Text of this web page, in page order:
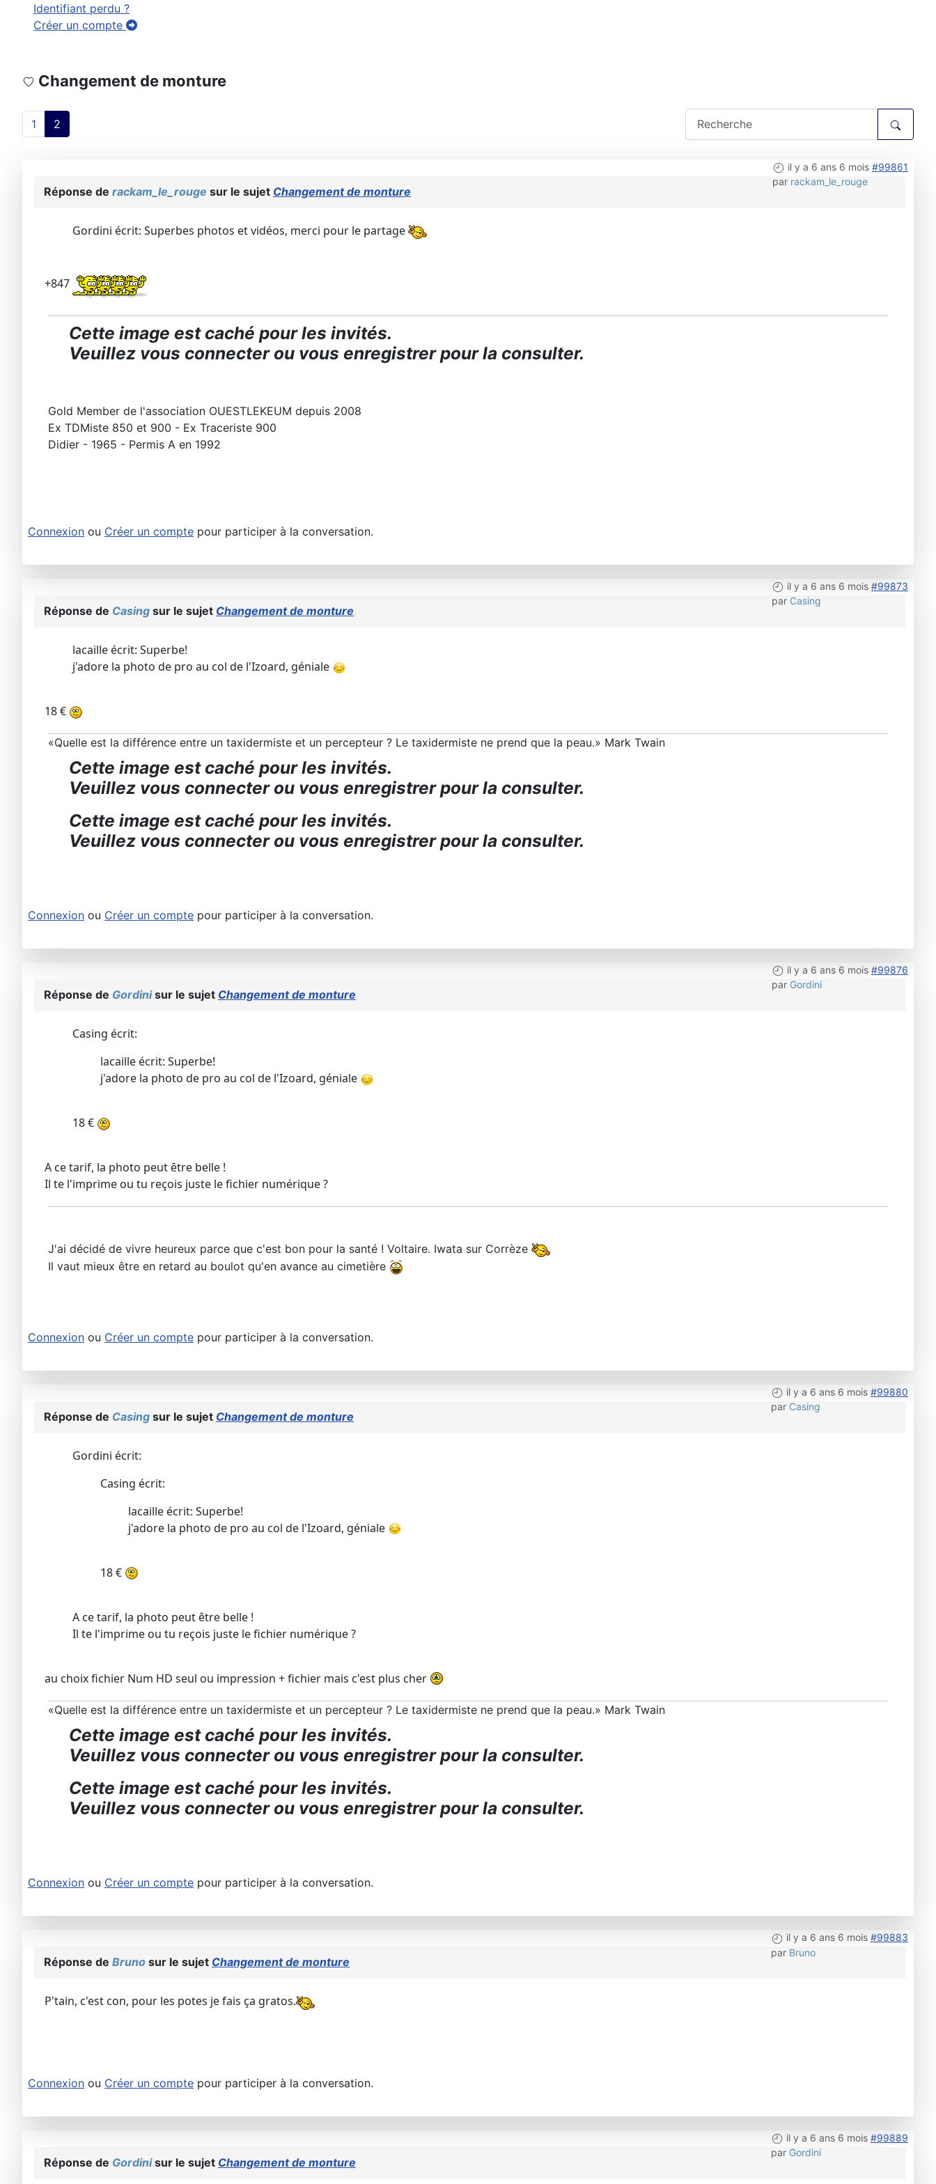
Identifiant perdu ?
Créer un compte
Changement de monture
1 2
il y a 6 ans 6 mois #99861
par rackam_le_rouge
Réponse de rackam_le_rouge sur le sujet Changement de monture
Gordini écrit: Superbes photos et vidéos, merci pour le partage
+847
Cette image est caché pour les invités.
Veuillez vous connecter ou vous enregistrer pour la consulter.
Gold Member de l'association OUESTLEKEUM depuis 2008
Ex TDMiste 850 et 900 - Ex Traceriste 900
Didier - 1965 - Permis A en 1992
Connexion ou Créer un compte pour participer à la conversation.
il y a 6 ans 6 mois #99873
par Casing
Réponse de Casing sur le sujet Changement de monture
lacaille écrit: Superbe!
j'adore la photo de pro au col de l'Izoard, géniale
18 €
«Quelle est la différence entre un taxidermiste et un percepteur ? Le taxidermiste ne prend que la peau.» Mark Twain
Cette image est caché pour les invités.
Veuillez vous connecter ou vous enregistrer pour la consulter.
Cette image est caché pour les invités.
Veuillez vous connecter ou vous enregistrer pour la consulter.
Connexion ou Créer un compte pour participer à la conversation.
il y a 6 ans 6 mois #99876
par Gordini
Réponse de Gordinisur le sujet Changement de monture
Casing écrit:
lacaille écrit: Superbe!
j'adore la photo de pro au col de l'Izoard, géniale
18 €
A ce tarif, la photo peut être belle !
Il te l'imprime ou tu reçois juste le fichier numérique ?
J'ai décidé de vivre heureux parce que c'est bon pour la santé ! Voltaire. Iwata sur Corrèze
Il vaut mieux être en retard au boulot qu'en avance au cimetière
Connexion ou Créer un compte pour participer à la conversation.
il y a 6 ans 6 mois #99880
par Casing
Réponse de Casing sur le sujet Changement de monture
Gordini écrit:
Casing écrit:
lacaille écrit: Superbe!
j'adore la photo de pro au col de l'Izoard, géniale
18 €
A ce tarif, la photo peut être belle !
Il te l'imprime ou tu reçois juste le fichier numérique ?
au choix fichier Num HD seul ou impression + fichier mais c'est plus cher
«Quelle est la différence entre un taxidermiste et un percepteur ? Le taxidermiste ne prend que la peau.» Mark Twain
Cette image est caché pour les invités.
Veuillez vous connecter ou vous enregistrer pour la consulter.
Cette image est caché pour les invités.
Veuillez vous connecter ou vous enregistrer pour la consulter.
Connexion ou Créer un compte pour participer à la conversation.
il y a 6 ans 6 mois #99883
par Bruno
Réponse de Bruno sur le sujet Changement de monture
P'tain, c'est con, pour les potes je fais ça gratos.
Connexion ou Créer un compte pour participer à la conversation.
il y a 6 ans 6 mois #99889
par Gordini
Réponse de Gordinisur le sujet Changement de monture